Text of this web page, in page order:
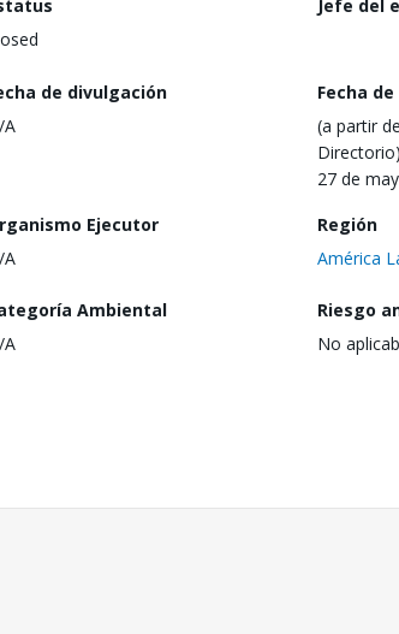
Jefe del
de divulgación
A
Fecha
(a partir
Directorio)
27 de
Ejecutor
A
Región
América
Ambiental
A
Riesgo
No